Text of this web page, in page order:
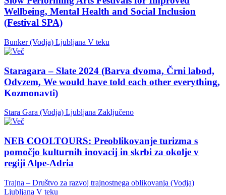
Wellbeing, Mental Health and Social Inclusion
(Festival SPA)
Bunker (Vodja) Ljubljana V teku
Staragara – Slate 2024 (Barva dvoma, Črni labod,
Odvzem, We would have told each other everything,
Kozmonavti)
Stara Gara (Vodja) Ljubljana Zaključeno
NEB COOLTOURS: Preoblikovanje turizma s
pomočjo kulturnih inovacij in skrbi za okolje v
regiji Alpe-Adria
Trajna – Društvo za razvoj trajnostnega oblikovanja (Vodja)
Ljubljana V teku